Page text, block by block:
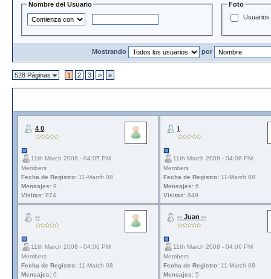
Nombre del Usuario
Foto
Usuarios
Mostrando por
528 Páginas 1 2 3 > »
4 0
11th March 2008 - 04:05 PM
Members
Fecha de Registro: 11-March 08
Mensajes: 9
Visitas: 874
)
11th March 2008 - 04:06 PM
Members
Fecha de Registro: 11-March 08
Mensajes: 6
Visitas: 849
--
11th March 2008 - 04:06 PM
Members
Fecha de Registro: 11-March 08
Mensajes: 0
-- Juan --
11th March 2008 - 04:06 PM
Members
Fecha de Registro: 11-March 08
Mensajes: 5